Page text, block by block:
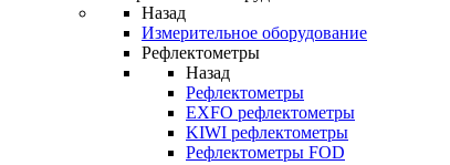
Назад
Измерительное оборудование
Рефлектометры
Назад
Рефлектометры
EXFO рефлектометры
KIWI рефлектометры
Рефлектометры FOD